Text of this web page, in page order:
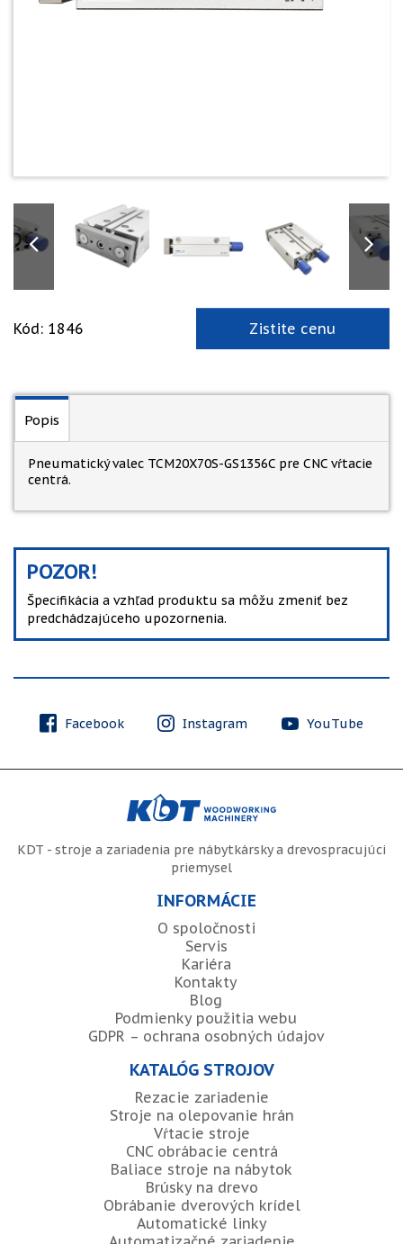
Kód: 1846 Zistite cenu
Popis
Pneumatický valec TCM20X70S-GS1356C pre CNC vŕtacie
centrá.
POZOR!
Špecifikácia a vzhľad produktu sa môžu zmeniť bez
predchádzajúceho upozornenia.
Facebook Instagram YouTube
KDT - stroje a zariadenia pre nábytkársky a drevospracujúci
priemysel
INFORMÁCIE
O spoločnosti
Servis
Kariéra
Kontakty
Blog
Podmienky použitia webu
GDPR – ochrana osobných údajov
KATALÓG STROJOV
Rezacie zariadenie
Stroje na olepovanie hrán
Vŕtacie stroje
CNC obrábacie centrá
Baliace stroje na nábytok
Brúsky na drevo
Obrábanie dverových krídel
Automatické linky